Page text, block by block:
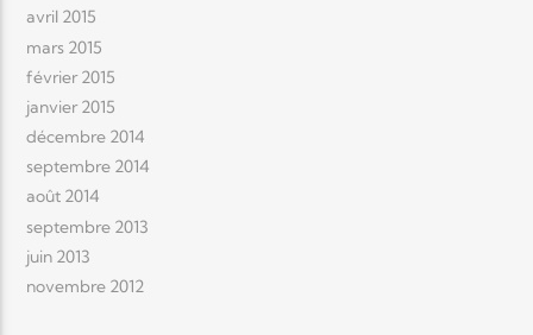
avril 2015
mars 2015
février 2015
janvier 2015
décembre 2014
septembre 2014
août 2014
septembre 2013
juin 2013
novembre 2012